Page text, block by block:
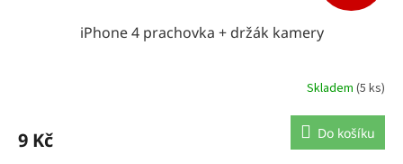
iPhone 4 prachovka + držák kamery
Skladem (5 ks)
9 Kč Do košíku